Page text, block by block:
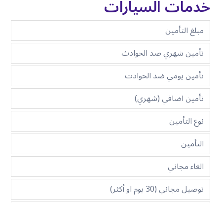
خدمات السيارات
مبلغ التأمين
تأمين شهري ضد الحوادث
تأمين يومي ضد الحوادث
تأمين اضافي (شهري)
نوع التأمين
التأمين
الغاء مجاني
توصيل مجاني (30 يوم او أكثر)